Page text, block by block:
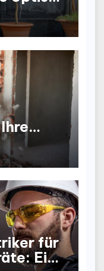
und
für
Ein